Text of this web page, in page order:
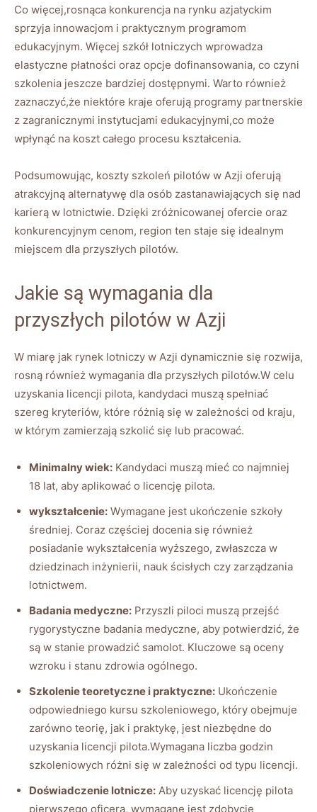
Co więcej,rosnąca konkurencja na rynku ‍azjatyckim
sprzyja innowacjom i praktycznym programom
edukacyjnym. Więcej szkół lotniczych wprowadza
elastyczne płatności‍ oraz opcje ‍dofinansowania, ⁤co czyni
szkolenia ‍jeszcze bardziej dostępnymi. Warto również
zaznaczyć,że‌ niektóre kraje oferują programy partnerskie
z zagranicznymi instytucjami edukacyjnymi,co może
wpłynąć na koszt całego procesu ⁤kształcenia.
Podsumowując, ⁣koszty szkoleń pilotów⁣ w Azji oferują
atrakcyjną alternatywę dla osób zastanawiających⁤ się nad‍
karierą⁢ w lotnictwie. Dzięki zróżnicowanej ofercie⁢ oraz⁢
konkurencyjnym cenom, region ⁢ten staje się⁣ idealnym
miejscem dla ​przyszłych pilotów.
Jakie są wymagania dla‍
przyszłych pilotów w Azji
W miarę jak rynek lotniczy⁣ w ⁤Azji ⁣dynamicznie ⁢się rozwija,
rosną również⁢ wymagania ​dla przyszłych pilotów.W celu
⁣uzyskania licencji pilota, kandydaci muszą spełniać
‍szereg ‍kryteriów, które⁣ różnią się w zależności od kraju,
w którym⁤ zamierzają szkolić się lub pracować.
Minimalny ⁣wiek: Kandydaci muszą mieć co najmniej
18 lat, aby aplikować o licencję ⁢pilota.
wykształcenie: Wymagane jest ukończenie szkoły
średniej. Coraz‍ częściej docenia się również
posiadanie ⁢wykształcenia ⁣wyższego, zwłaszcza​ w
dziedzinach inżynierii, nauk ścisłych czy zarządzania
lotnictwem.
Badania medyczne: ‌Przyszli piloci muszą⁢ przejść
rygorystyczne ‌badania​ medyczne, aby ​potwierdzić, że
są w⁤ stanie ⁣prowadzić samolot. Kluczowe są oceny
wzroku i stanu​ zdrowia⁤ ogólnego.
Szkolenie teoretyczne i praktyczne: Ukończenie
odpowiedniego kursu szkoleniowego,⁢ który obejmuje
zarówno ⁢teorię, jak i​ praktykę, ⁤jest niezbędne do⁤
uzyskania licencji pilota.Wymagana liczba godzin
szkoleniowych różni się w zależności od typu ‍licencji.
Doświadczenie lotnicze: Aby uzyskać licencję⁤ pilota
pierwszego oficera, wymagane⁤ jest zdobycie